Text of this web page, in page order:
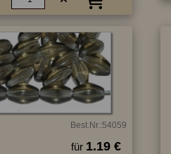
Best.Nr.:54059
für 1.19 €